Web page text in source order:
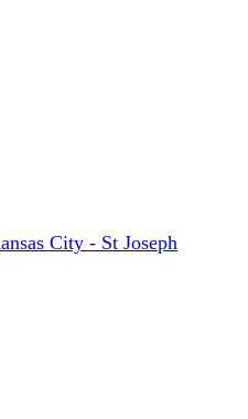
City - St Joseph